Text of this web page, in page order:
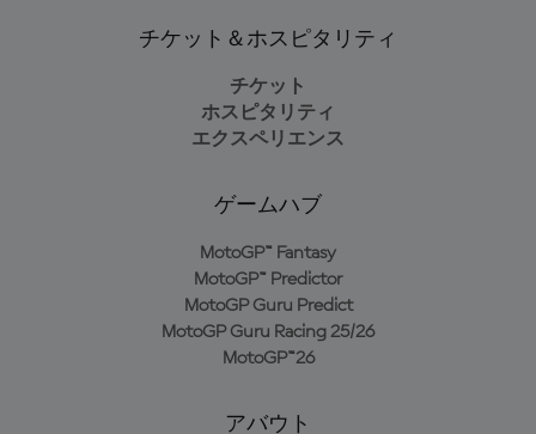
チケット＆ホスピタリティ
チケット
ホスピタリティ
エクスペリエンス
ゲームハブ
MotoGP™ Fantasy
MotoGP™ Predictor
MotoGP Guru Predict
MotoGP Guru Racing 25/26
MotoGP™26
アバウト